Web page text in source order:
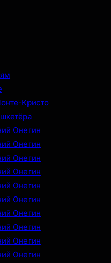
Кристо
Онегин
Онегин
Онегин
Онегин
Онегин
Онегин
Онегин
Онегин
Онегин
Онегин